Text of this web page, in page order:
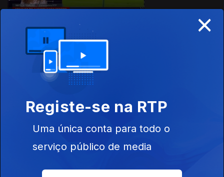
×
Registe-se na RTP
Uma única conta para todo o
serviço público de media